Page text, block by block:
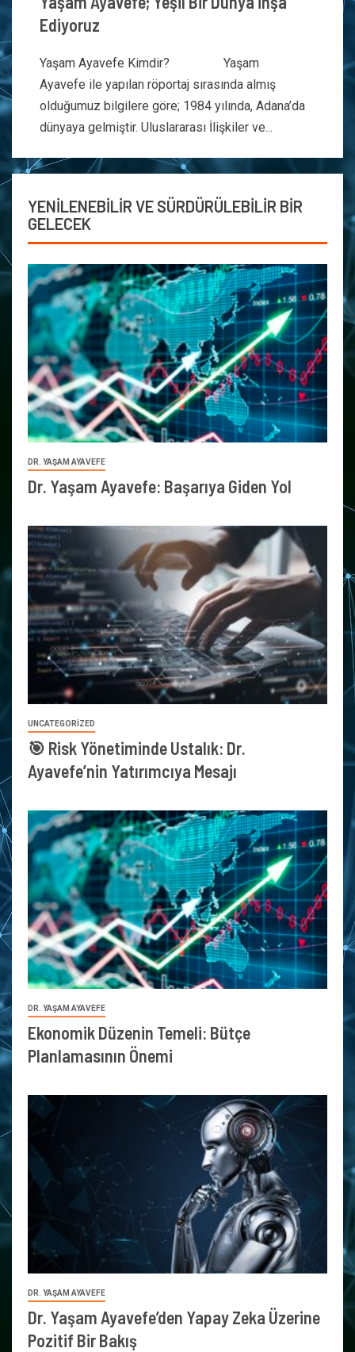
Ediyoruz
Yaşam Ayavefe Kimdir? Yaşam
Ayavefe ile yapılan röportaj sırasında almış
olduğumuz bilgilere göre; 1984 yılında, Adana’da
dünyaya gelmiştir. Uluslararası İlişkiler ve...
YENİLENEBİLİR VE SÜRDÜRÜLEBİLİR BİR
GELECEK
DR. YAŞAM AYAVEFE
Dr. Yaşam Ayavefe: Başarıya Giden Yol
UNCATEGORIZED
🎯 Risk Yönetiminde Ustalık: Dr.
Ayavefe’nin Yatırımcıya Mesajı
DR. YAŞAM AYAVEFE
Ekonomik Düzenin Temeli: Bütçe
Planlamasının Önemi
DR. YAŞAM AYAVEFE
Dr. Yaşam Ayavefe’den Yapay Zeka Üzerine
Pozitif Bir Bakış